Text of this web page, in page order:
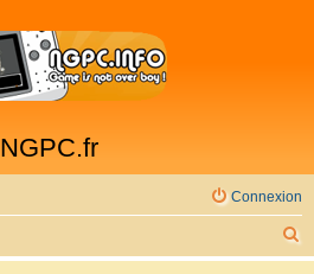
NGPC.fr
Connexion
e